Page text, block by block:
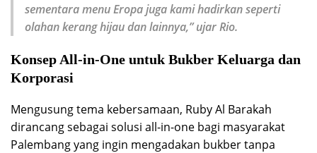
sementara menu Eropa juga kami hadirkan seperti
olahan kerang hijau dan lainnya,” ujar Rio.
Konsep All-in-One untuk Bukber Keluarga dan
Korporasi
Mengusung tema kebersamaan, Ruby Al Barakah
dirancang sebagai solusi all-in-one bagi masyarakat
Palembang yang ingin mengadakan bukber tanpa